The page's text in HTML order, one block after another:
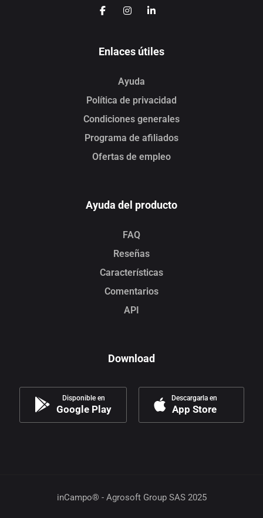
Enlaces útiles
Ayuda
Política de privacidad
Condiciones generales
Programa de afiliados
Ofertas de empleo
Ayuda del producto
FAQ
Reseñas
Características
Comentarios
API
Download
Disponible en
Google Play
Descargarla en
App Store
inCampo® - Agrosoft Group SAS 2025